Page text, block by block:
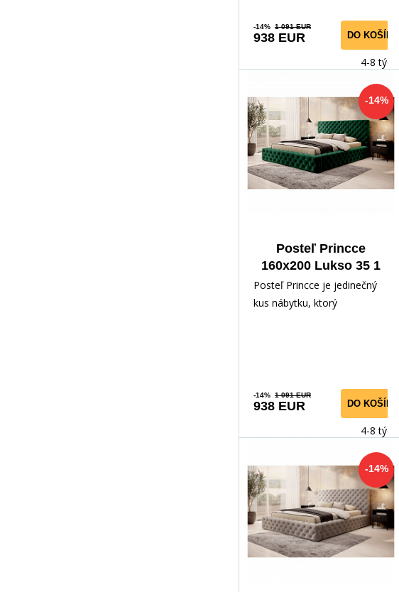
-14% 1 091 EUR
938 EUR DO KOŠÍKA
4-8 týdnů
-14%
Posteľ Princce
160x200 Lukso 35 1
Posteľ Princce je jedinečný
kus nábytku, ktorý
-14% 1 091 EUR
938 EUR DO KOŠÍKA
4-8 týdnů
-14%